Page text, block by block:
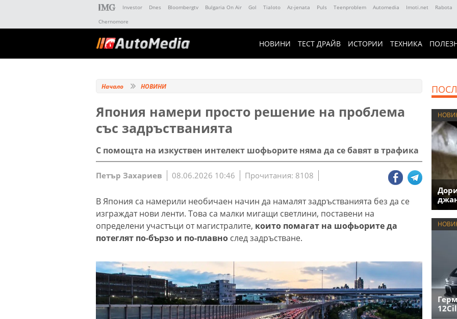
Investor Dnes Bloombergtv Bulgaria On Air Gol Tialoto Az-jenata Puls Teenproblem Automedia Imoti.net Rabota
Chernomore
НОВИНИ ТЕСТ ДРАЙВ ИСТОРИИ ТЕХНИКА
Начало НОВИНИ
Япония намери просто решение на проблема
със задръстванията
С помощта на изкуствен интелект шофьорите няма да се бавят в трафика
Петър Захариев 08.06.2026 10:46 Прочитания: 8108
В Япония са намерили необичаен начин да намалят задръстванията без да се
изграждат нови ленти. Това са малки мигащи светлини, поставени на
определени участъци от магистралите, които помагат на шофьорите да
потеглят по-бързо и по-плавно след задръстване.